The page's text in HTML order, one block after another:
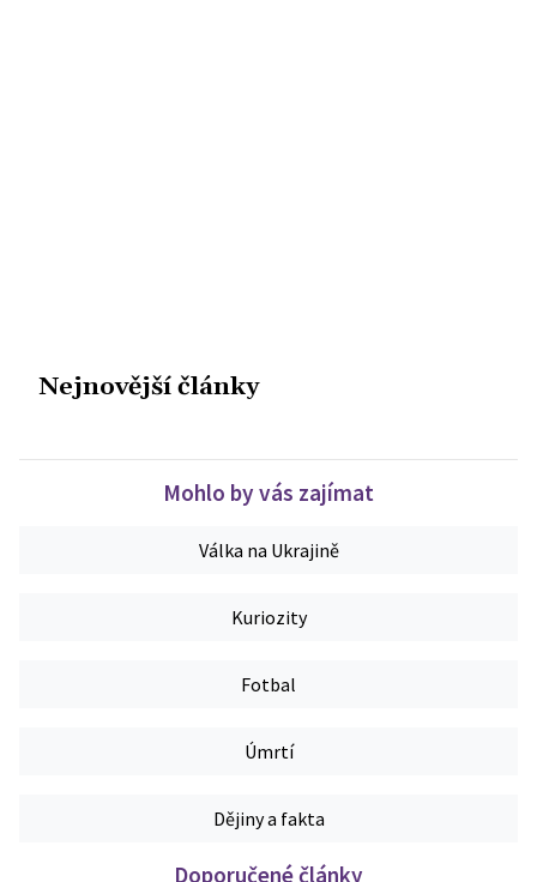
Nejnovější články
Mohlo by vás zajímat
Válka na Ukrajině
Kuriozity
Fotbal
Úmrtí
Dějiny a fakta
Doporučené články